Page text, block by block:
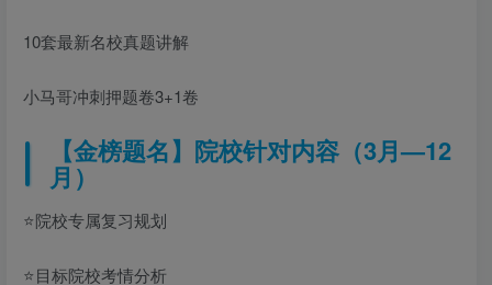
10套最新名校真题讲解
小马哥冲刺押题卷3+1卷
【金榜题名】院校针对内容（3月—12
月）
⭐院校专属复习规划
⭐目标院校考情分析